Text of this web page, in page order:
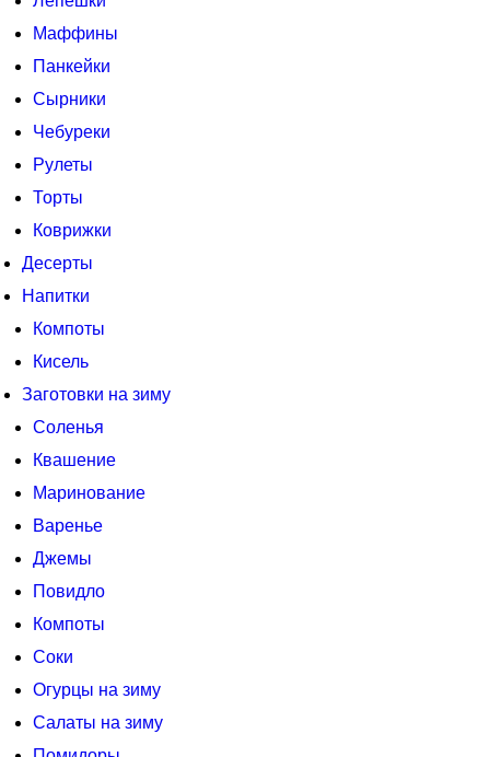
Маффины
Панкейки
Сырники
Чебуреки
Рулеты
Торты
Коврижки
Десерты
Напитки
Компоты
Кисель
Заготовки на зиму
Соленья
Квашение
Маринование
Варенье
Джемы
Повидло
Компоты
Соки
Огурцы на зиму
Салаты на зиму